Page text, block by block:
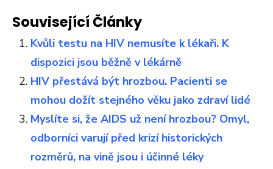
Související Články
Kvůli testu na HIV nemusíte k lékaři. K
dispozici jsou běžně v lékárně
HIV přestává být hrozbou. Pacienti se
mohou dožít stejného věku jako zdraví lidé
Myslíte si, že AIDS už není hrozbou? Omyl,
odborníci varují před krizí historických
rozměrů, na vině jsou i účinné léky